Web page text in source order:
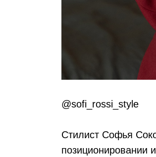
@sofi_rossi_style
Стилист Софья
позиционировании